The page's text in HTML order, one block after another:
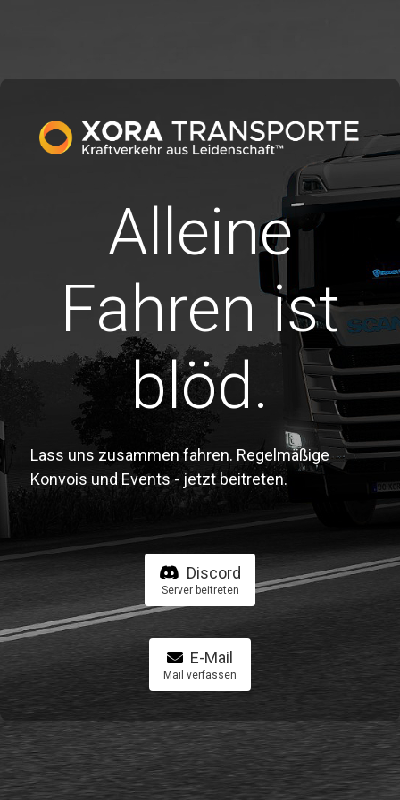
Alleine
Fahren ist
blöd.
Lass uns zusammen fahren. Regelmäßige
Konvois und Events - jetzt beitreten.
Discord
Server beitreten
E-Mail
Mail verfassen